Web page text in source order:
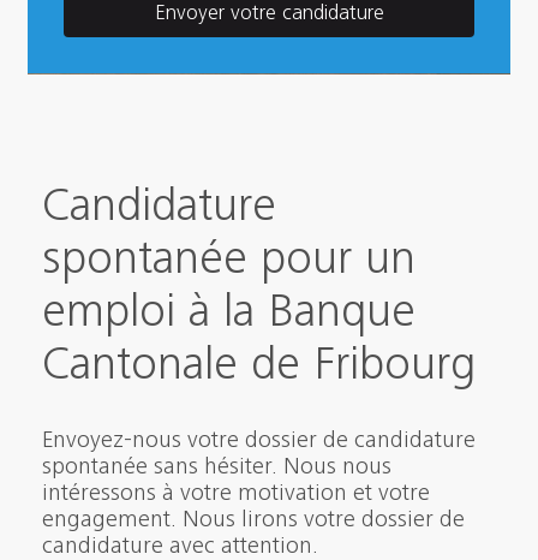
Envoyer votre candidature
Candidature
spontanée pour un
emploi à la Banque
Cantonale de Fribourg
Envoyez-nous votre dossier de candidature
spontanée sans hésiter. Nous nous
intéressons à votre motivation et votre
engagement. Nous lirons votre dossier de
candidature avec attention.